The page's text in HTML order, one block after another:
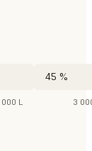
000 L
45 %
3